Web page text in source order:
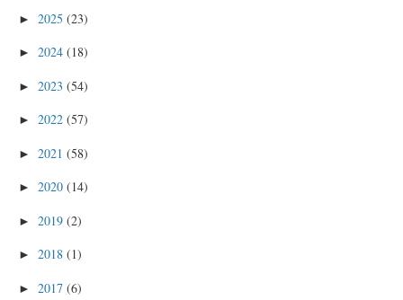
► 2025 (23)
► 2024 (18)
► 2023 (54)
► 2022 (57)
► 2021 (58)
► 2020 (14)
► 2019 (2)
► 2018 (1)
► 2017 (6)